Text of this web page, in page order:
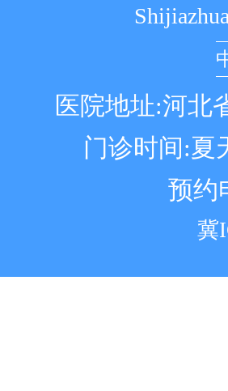
医院地址:河北
门诊时间:夏
预约
冀